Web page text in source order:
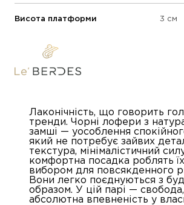
Висота платформи 3 см
Лаконічність, що говорить
тренди. Чорні лофери з
замші — уособлення
який не потребує зайвих
текстура, мінімалістичний
комфортна посадка роблять
вибором для повсякденного
Вони легко поєднуються з
образом. У цій парі —
абсолютна впевненість у